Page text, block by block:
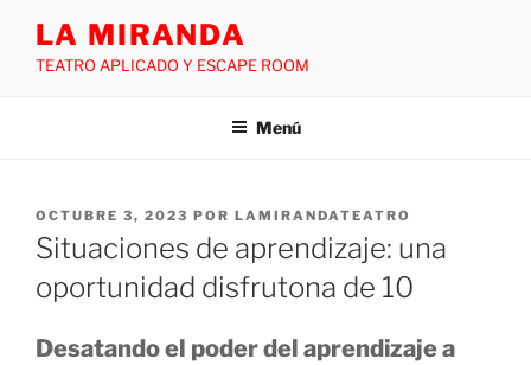
LA MIRANDA
TEATRO APLICADO Y ESCAPE ROOM
Menú
OCTUBRE 3, 2023 POR LAMIRANDATEATRO
Situaciones de aprendizaje: una
oportunidad disfrutona de 10
Desatando el poder del aprendizaje a